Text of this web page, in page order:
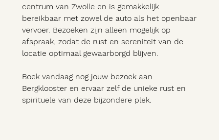
centrum van Zwolle en is gemakkelijk
bereikbaar met zowel de auto als het openbaar
vervoer. Bezoeken zijn alleen mogelijk op
afspraak, zodat de rust en sereniteit van de
locatie optimaal gewaarborgd blijven.
Boek vandaag nog jouw bezoek aan
Bergklooster en ervaar zelf de unieke rust en
spirituele van deze bijzondere plek.